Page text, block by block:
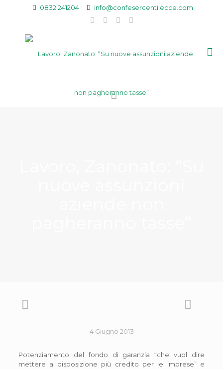
0832 241204 info@confesercentilecce.com
4 Giugno 2013
Potenziamento del fondo di garanzia “che vuol dire
mettere a disposizione più credito per le imprese” e